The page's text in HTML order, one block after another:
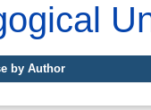
by Author